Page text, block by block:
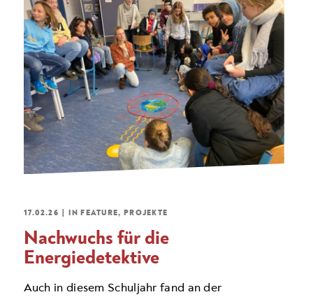
17.02.26 IN FEATURE, PROJEKTE
Nachwuchs für die
Energiedetektive
Auch in diesem Schuljahr fand an der